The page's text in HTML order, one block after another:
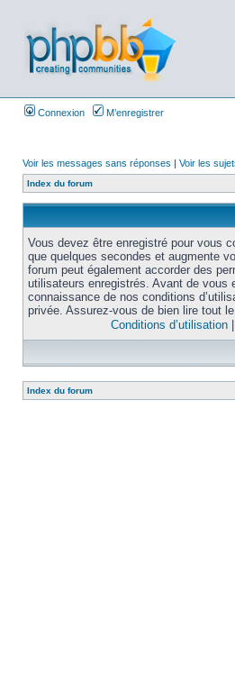
Connexion M’enregistrer
Voir les messages sans réponses | Voir les
Index du forum
Vous devez être enregistré pour vous
que quelques secondes et augmente
forum peut également accorder des
utilisateurs enregistrés. Avant de vous
connaissance de nos conditions
privée. Assurez-vous de bien lire tout
Conditions d’utilisation
Index du forum